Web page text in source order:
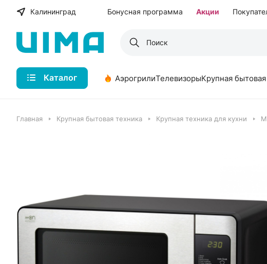
Калининград Бонусная программа Акции
Каталог АэрогрилиТелевизорыКрупная
Главная Крупная бытовая техника Крупная техника для кухни